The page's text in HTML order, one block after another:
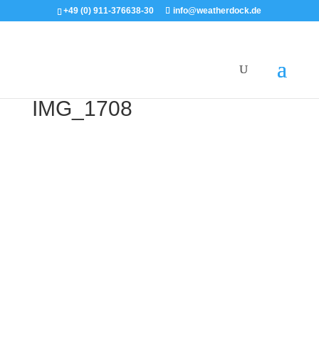
+49 (0) 911-376638-30 info@weatherdock.de
IMG_1708